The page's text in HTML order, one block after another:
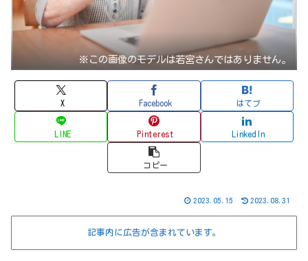
※この画像のモデルは若宮さんではありません。
X Facebook はてブ
LINE Pinterest LinkedIn
コピー
2023.05.15 2023.08.31
記事内に広告が含まれています。